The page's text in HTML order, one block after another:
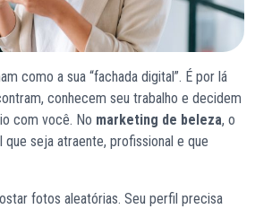
como a sua “fachada digital”. É por lá
conhecem seu trabalho e decidem
com você. No marketing de beleza, o
seja atraente, profissional e que
fotos aleatórias. Seu perfil precisa